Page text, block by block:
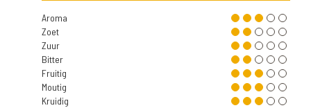
Aroma
Zoet
Zuur
Bitter
Fruitig
Moutig
Kruidig